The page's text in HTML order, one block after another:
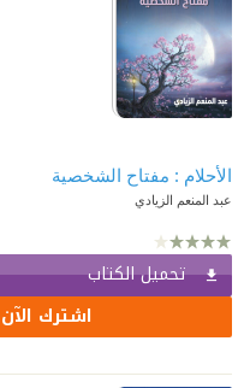
الأحلام : مفتاح الشخصية
عبد المنعم الزيادي
تحميل الكتاب
اشترك الآن